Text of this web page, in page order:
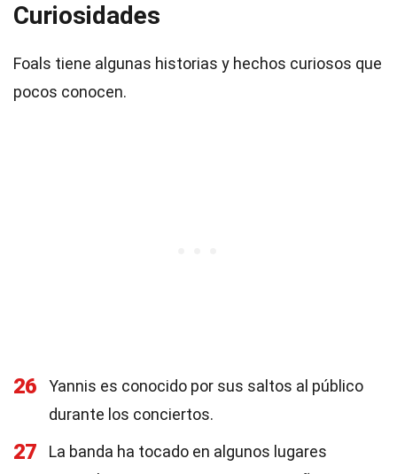
Curiosidades
Foals tiene algunas historias y hechos curiosos que
pocos conocen.
26
Yannis es conocido por sus saltos al público
durante los conciertos.
27
La banda ha tocado en algunos lugares